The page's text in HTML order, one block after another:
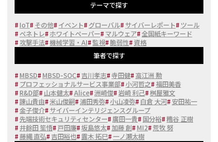
テーマで探す
# IoT# その他# イベント# グローバル# サイバーレポート# ツール
# ペネトレ# ホワイトペーパー# マルウェア#全国紙キーワード
# 攻撃手法#機械学習・AI#監視#脆弱性#資格
筆者で探す
# MBSD# MBSD-SOC# 吉川孝志#寺田健# 高江洲 勲
# プロフェッショナルサービス事業部#小河哲之# 福田美香
# R&D部# 山本健太#Alice#洲崎俊# 岩崎 利己#桝屋雅文
#諌山貴由#米山俊嗣#浦田秀弥#小山凌弥# 白倉 大河# 安田祐一
#金子俊介# サイバーインテリジェンスグループ
# 先端技術セキュリティセンター#廣田一貴# 国分裕#糟谷 正樹
# 井餘田 笙悟# 戸田廉#坂島悠太# 加藤 創# MI2#荒牧 努
# 藤縄 直弘# 吉田裕也# 露木 拓巳#一ノ瀬太樹